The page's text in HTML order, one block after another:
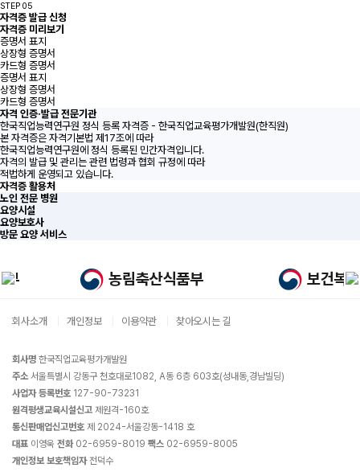
STEP 05
자격증 발급 신청
자격증 미리보기
증명서 표지
상장형 증명서
카드형 증명서
증명서 표지
상장형 증명서
카드형 증명서
자격 인증·발급 전문기관
한국직업능력연구원 정식 등록 자격증 - 한국직업교육평가개발원(한직원)
본 자격증은 자격기본법 제17조에 따라
한국직업능력연구원에 정식 등록된 민간자격입니다.
자격의 발급 및 관리는 관련 법령과 협회 규정에 따라
적법하게 운영되고 있습니다.
자격증 활용처
노인 전문 병원
요양시설
요양보호사
방문 요양 서비스
회사소개 개인정보 이용약관 찾아오시는 길
회사명 한국직업교육평가개발원
주소 서울특별시 강동구 천호대로1082, A동 6층 603호(성내동,경남빌딩)
사업자 등록번호 127-90-73231
원격평생교육시설신고 제원격-160호
통신판매업신고번호 제 2024-서울강동-1418 호
대표 이영욱 전화02-6959-8019 팩스 02-6959-8005
개인정보 보호책임자전덕수